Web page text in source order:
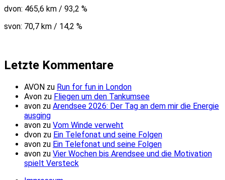
dvon: 465,6 km / 93,2 %
svon: 70,7 km / 14,2 %
Letzte Kommentare
AVON zu Run for fun in London
Avon zu Fliegen um den Tankumsee
avon zu Arendsee 2026: Der Tag an dem mir die Energie
ausging
avon zu Vom Winde verweht
dvon zu Ein Telefonat und seine Folgen
avon zu Ein Telefonat und seine Folgen
avon zu Vier Wochen bis Arendsee und die Motivation
spielt Versteck